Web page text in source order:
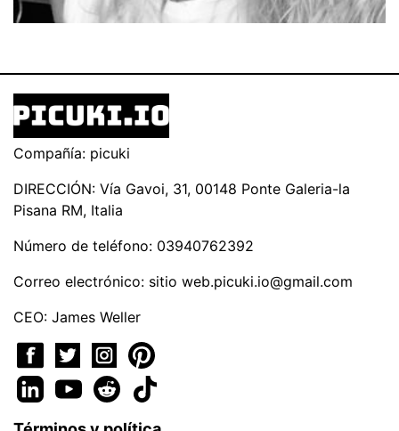
Compañía: picuki
DIRECCIÓN: Vía Gavoi, 31, 00148 Ponte Galeria-la
Pisana RM, Italia
Número de teléfono: 03940762392
Correo electrónico: sitio web.picuki.io@gmail.com
CEO: James Weller